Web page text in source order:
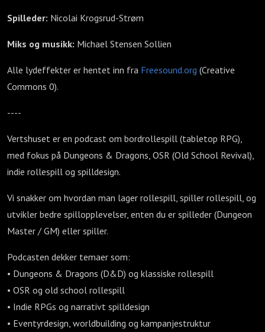
Spilleder: Nicolai Krogsrud-Strøm
Miks og musikk: Michael Stensen Sollien
Alle lydeffekter er hentet inn fra Freesound.org (Creative
Commons 0).
----
Vertshuset er en podcast om bordrollespill (tabletop RPG),
med fokus på Dungeons & Dragons, OSR (Old School Revival),
indie rollespill og spilldesign.
Vi snakker om hvordan man lager rollespill, spiller rollespill, og
utvikler bedre spillopplevelser, enten du er spilleder (Dungeon
Master / GM) eller spiller.
Podcasten dekker temaer som:
• Dungeons & Dragons (D&D) og klassiske rollespill
• OSR og old school rollespill
• Indie RPGs og narrativt spilldesign
• Eventyrdesign, worldbuilding og kampanjestruktur